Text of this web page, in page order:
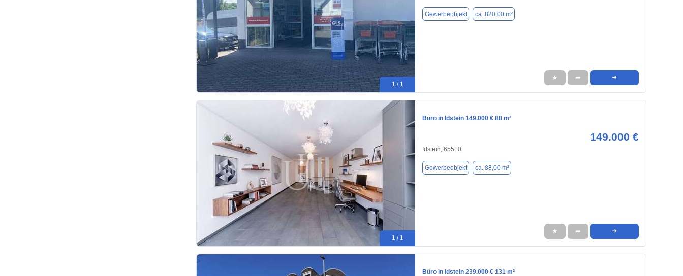
1 / 1
Gewerbeobjekt ca. 820,00 m²
★ ➦ ➜
1 / 1
Büro in Idstein 149.000 € 88 m²
149.000 €
Idstein, 65510
Gewerbeobjekt ca. 88,00 m²
★ ➦ ➜
Büro in Idstein 239.000 € 131 m²